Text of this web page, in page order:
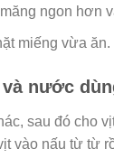
ngon hơn
miếng vừa ăn.
nước
sau đó cho
vào nấu từ từ